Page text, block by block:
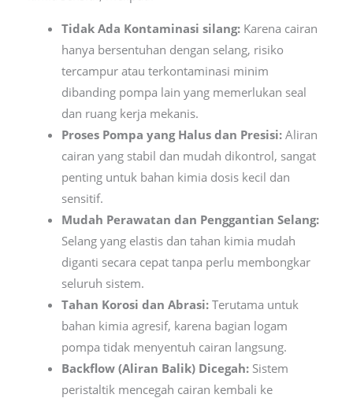
Tidak Ada Kontaminasi silang: Karena cairan
hanya bersentuhan dengan selang, risiko
tercampur atau terkontaminasi minim
dibanding pompa lain yang memerlukan seal
dan ruang kerja mekanis.
Proses Pompa yang Halus dan Presisi: Aliran
cairan yang stabil dan mudah dikontrol, sangat
penting untuk bahan kimia dosis kecil dan
sensitif.
Mudah Perawatan dan Penggantian Selang:
Selang yang elastis dan tahan kimia mudah
diganti secara cepat tanpa perlu membongkar
seluruh sistem.
Tahan Korosi dan Abrasi: Terutama untuk
bahan kimia agresif, karena bagian logam
pompa tidak menyentuh cairan langsung.
Backflow (Aliran Balik) Dicegah: Sistem
peristaltik mencegah cairan kembali ke